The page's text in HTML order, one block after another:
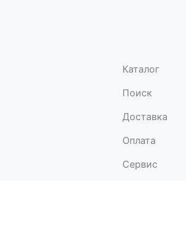
Каталог
Поиск
Доставка
Оплата
Сервис